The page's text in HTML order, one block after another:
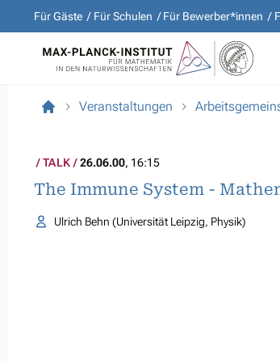
Für Gäste Für Schulen Für Bewerber*innen
Veranstaltungen
TALK 26.06.00, 16:15
The Immune System -
Ulrich Behn (Universität Leipzig, Physik)